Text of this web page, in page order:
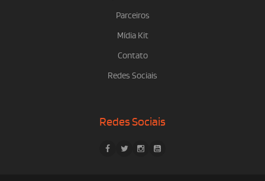
Parceiros
Mídia Kit
Contato
Redes Sociais
Redes Sociais